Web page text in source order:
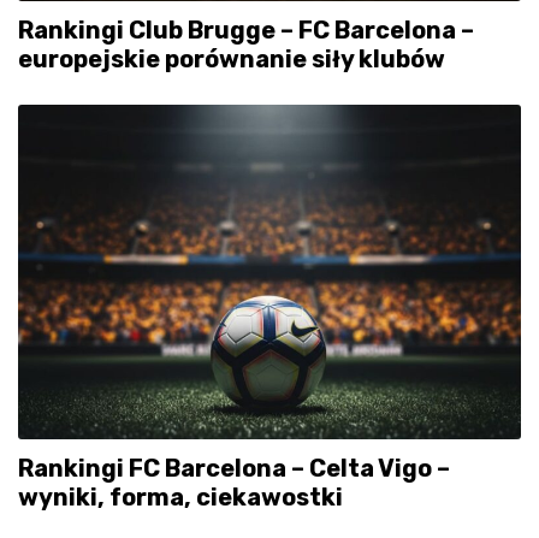
Rankingi Club Brugge – FC Barcelona –
europejskie porównanie siły klubów
Rankingi FC Barcelona – Celta Vigo –
wyniki, forma, ciekawostki